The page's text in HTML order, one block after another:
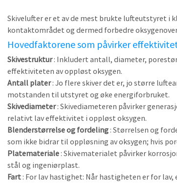
Skivelufter er et av de mest brukte lufteutstyret i
kontaktområdet og dermed forbedre
Hovedfaktorene som påvirker
Skivestruktur: Inkludert antall, diameter,
effektiviteten av oppløst oksygen.
Antall plater: Jo flere skiver det er, jo større
motstanden til utstyret og øke energiforbruket.
Skivediameter: Skivediameteren påvirker
relativt lav effektivitet i oppløst oksygen.
Blenderstørrelse og fordeling : Størrelsen og
som ikke bidrar til oppløsning av oksygen; hvis
Platemateriale : Skivematerialet påvirker
stål og ingeniørplast.
Fart : For lav hastighet: Når hastigheten er for